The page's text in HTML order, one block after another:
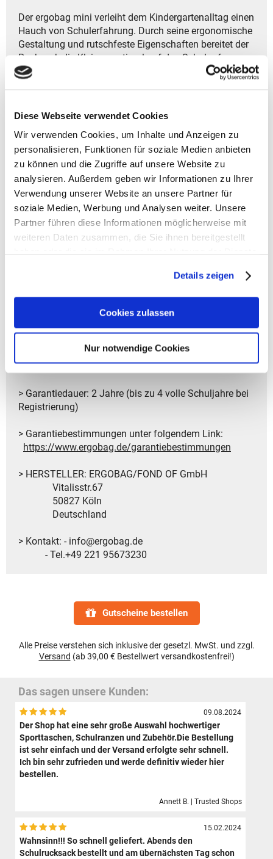
Diese Webseite verwendet Cookies
Wir verwenden Cookies, um Inhalte und Anzeigen zu
personalisieren, Funktionen für soziale Medien anbieten
zu können und die Zugriffe auf unsere Website zu
analysieren. Außerdem geben wir Informationen zu Ihrer
Verwendung unserer Website an unsere Partner für
soziale Medien, Werbung und Analysen weiter. Unsere
Partner führen diese Informationen möglicherweise mit
weiteren Daten zusammen, die Sie ihnen bereitgestellt
Details zeigen
Cookies zulassen
Nur notwendige Cookies
Der ergobag mini verleiht dem Kindergartenalltag einen
Hauch von Schulerfahrung. Durch seine ergonomische
Gestaltung und rutschfeste Eigenschaften bereitet der
Rucksack die Kleinen optimal auf den Schulanfang
vor. Neben ausreichend Platz für Kuscheltier, Brotdose
Unterstützung für die jungen Rücken. Um
mühelos mit individuellen Kletties personalisiert
werden.
- Gewicht: 500 g
- Größe: 22x35x15,5 cm (B/H/T)
- Volumen: 10 Liter
- Modell 2025
- Material: 100% Polyester - aus 16 recycelten PET
- hoher Tragekomfort durch gepolsterten Beckengurt
- bluesign-Produkt
- gute Sichtbarkeit durch Reflektoren rundherum
- individualisierbar durch Kletties
Alle Modelle bieten die Möglichkeit, die Garantie
kostenlos auf 4 Jahre zu verlängern.
> Garantiedauer: 2 Jahre (bis zu 4 volle Schuljahre bei
Registrierung)
> Garantiebestimmungen unter folgendem Link:
https://www.ergobag.de/garantiebestimmungen
> HERSTELLER: ERGOBAG/FOND OF GmbH
Vitalisstr.67
50827 Köln
Deutschland
> Kontakt: - info@ergobag.de
- Tel.+49 221 95673230
Gutscheine bestellen
Alle Preise verstehen sich inklusive der gesetzl. MwSt. und zzgl.
Versand (ab 39,00 € Bestellwert versandkostenfrei!)
Das sagen unsere Kunden:
09.08.2024
Der Shop hat eine sehr große Auswahl hochwertiger
Sporttaschen, Schulranzen und Zubehör.Die Bestellung
ist sehr einfach und der Versand erfolgte sehr schnell.
Ich bin sehr zufrieden und werde definitiv wieder hier
bestellen.
Annett B. | Trusted Shops
15.02.2024
Wahnsinn!!! So schnell geliefert. Abends den
Schulrucksack bestellt und am übernächsten Tag schon